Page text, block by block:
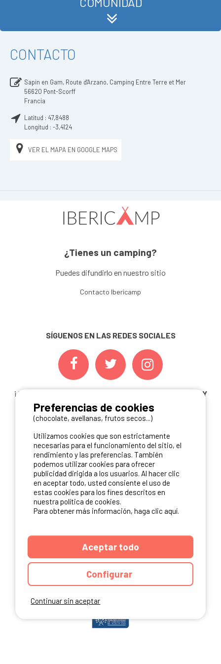
CONTACTO
Sapin en Gam, Route d'Arzano, Camping Entre Terre et Mer
56620 Pont-Scorff
Francia
Latitud : 47,8488
Longitud : -3,4124
VER EL MAPA EN GOOGLE MAPS
¿Tienes un camping?
Puedes difundirlo en nuestro sitio
Contacto Ibericamp
SÍGUENOS EN LAS REDES SOCIALES
¡ Y NO TE PIERDAS NUESTRAS
OFERTAS, CONCURSOS Y
NOVEDADESINSCRIBIÉNDOTE A NUESTRA
NEWSLETTER!
ME INSCRIBO
NUESTROS PARTNERS
Continuar sin aceptar
Preferencias de cookies
(chocolate, avellanas, frutos secos...)
Utilizamos cookies que son estrictamente
necesarias para el funcionamiento del sitio, el
rendimiento y las preferencias. También
podemos utilizar cookies para ofrecer
publicidad dirigida a los usuarios. Al hacer clic
en aceptar todo, usted consiente el uso de
estas cookies para los fines descritos en
nuestra política de cookies.
Para obtener más información, haga clic aquí.
Aceptar todo
Configurar